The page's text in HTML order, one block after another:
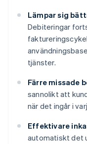
Lämpar sig
Debiteringar
tjänster.
Färre missade
sannolikt att
när det ingår i
Effektivare
automatiskt det